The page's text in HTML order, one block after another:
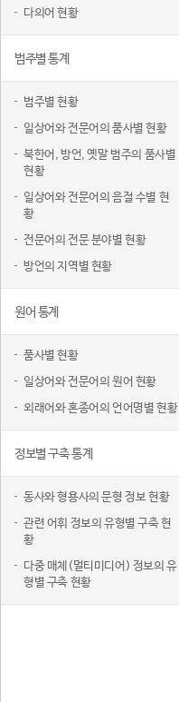
다의어 현황
범주별 통계
범주별 현황
일상어와 전문어의 품사별 현황
북한어, 방언, 옛말 범주의 품사별
현황
일상어와 전문어의 음절 수별 현
황
전문어의 전문 분야별 현황
방언의 지역별 현황
원어 통계
품사별 현황
일상어와 전문어의 원어 현황
외래어와 혼종어의 언어명별 현황
정보별 구축 통계
동사와 형용사의 문형 정보 현황
관련 어휘 정보의 유형별 구축 현
황
다중 매체(멀티미디어) 정보의 유
형별 구축 현황